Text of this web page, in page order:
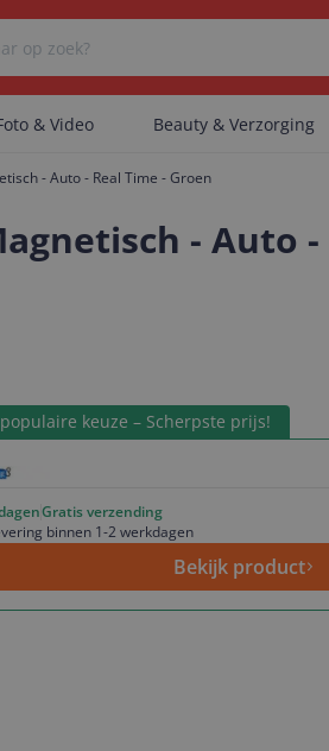
Er zijn geen categorieën
Er zijn geen artikelen
& Video Beauty & Verzorging
- Auto - Real Time - Groen
- Auto
keuze – Scherpste prijs!
Gratis verzending
binnen 1-2 werkdagen
Bekijk product